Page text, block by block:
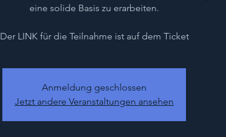
eine solide Basis zu erarbeiten.
Der LINK für die Teilnahme ist auf dem Ticket
Anmeldung geschlossen
Jetzt andere Veranstaltungen ansehen